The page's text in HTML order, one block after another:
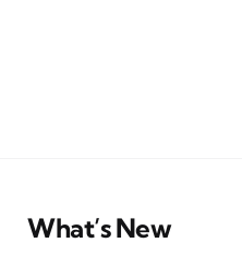
What’s New